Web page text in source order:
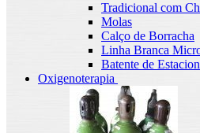
Tradicional com
Molas
Calço de Borracha
Linha Branca
Batente de
Oxigenoterapia